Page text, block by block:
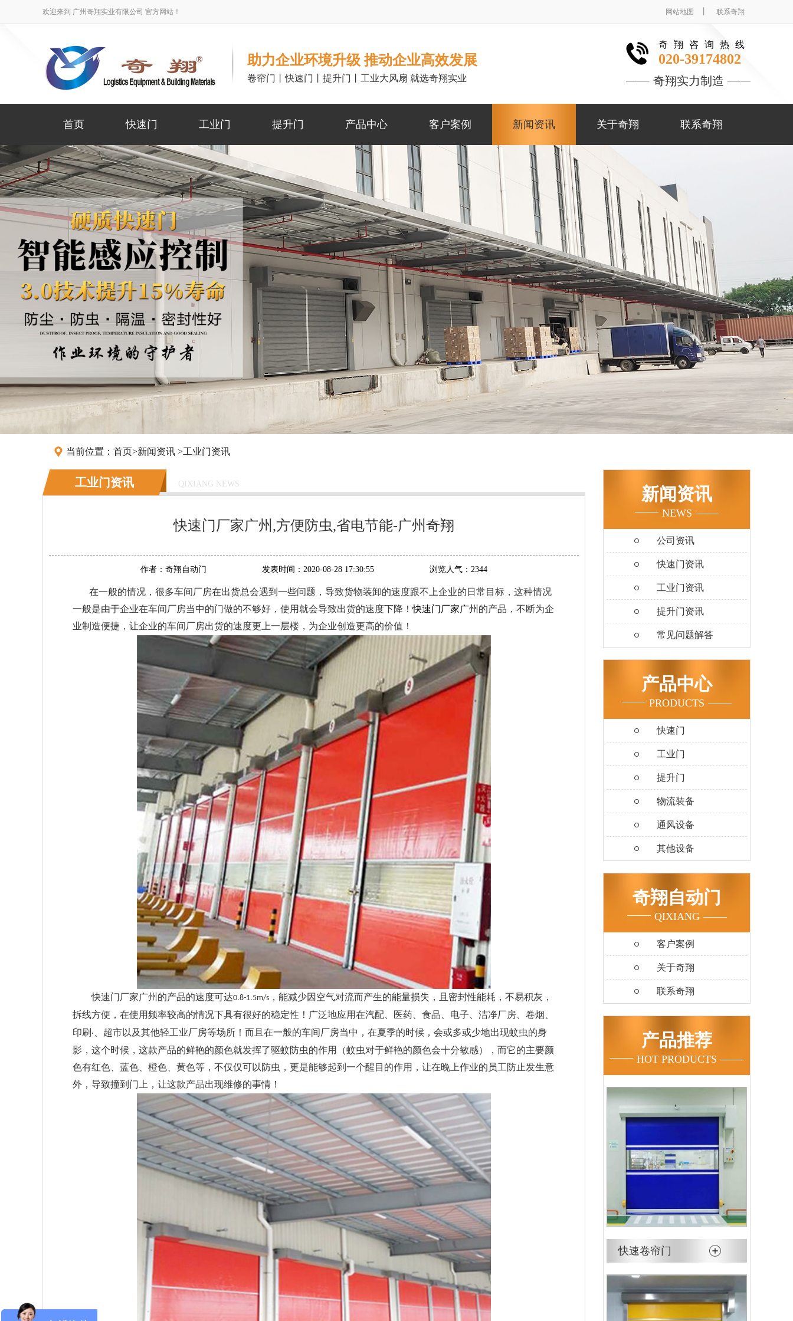
欢迎来到 广州奇翔实业有限公司 官方网站！ 网站地图 联系奇翔
助力企业环境升级 推动企业高效发展
卷帘门丨快速门丨提升门丨工业大风扇 就选奇翔实业
奇翔咨询热线
020-39174802
奇翔实力制造
首页 快速门 工业门 提升门 产品中心 客户案例 新闻资讯 关于奇翔 联系奇翔
当前位置： 首页>新闻资讯 >工业门资讯
工业门资讯 QIXIANG NEWS
快速门厂家广州,方便防虫,省电节能-广州奇翔
作者： 奇翔自动门 发表时间： 2020-08-28 17:30:55 浏览人气： 2344
在一般的情况，很多车间厂房在出货总会遇到一些问题，导致货物装卸的速度跟不上企业的日常目标，这种情况
一般是由于企业在车间厂房当中的门做的不够好，使用就会导致出货的速度下降！快速门厂家广州 的产品，不断为企
业制造便捷，让企业的车间厂房出货的速度更上一层楼，为企业创造更高的价值！
快速门厂家广州 的产品的速度可达0.8-1.5m/s ，能减少因空气对流而产生的能量损失，且密封性能耗，不易积灰，
拆线方便，在使用频率较高的情况下具有很好的稳定性！广泛地应用在汽配、医药、食品、电子、洁净厂房、卷烟、
印刷 · 、超市以及其他轻工业厂房等场所 ！而且在一般的车间厂房当中，在夏季的时候，会或多或少地出现蚊虫的身
影，这个时候，这款产品的鲜艳的颜色就发挥了驱蚊防虫的作用（蚊虫对于鲜艳的颜色会十分敏感），而它的主要颜
色有红色、蓝色、橙色、黄色等，不仅仅可以防虫，更是能够起到一个醒目的作用，让在晚上作业的员工防止发生意
外，导致撞到门上，让这款产品出现维修的事情！
新闻资讯
NEWS
公司资讯
快速门资讯
工业门资讯
提升门资讯
常见问题解答
产品中心
PRODUCTS
快速门
工业门
提升门
物流装备
通风设备
其他设备
奇翔自动门
QIXIANG
客户案例
关于奇翔
联系奇翔
产品推荐
HOT PRODUCTS
快速卷帘门